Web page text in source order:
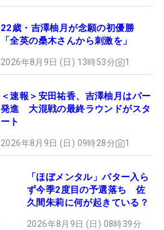
22歳・吉澤柚月が念願の初優勝
「全英の桑木さんから刺激を」
2026年8月9日 (日) 13時53分 1
＜速報＞安田祐香、吉澤柚月はパー
発進 大混戦の最終ラウンドがスタ
ート
2026年8月9日 (日) 09時28分 1
「ほぼメンタル」パター入ら
ず今季2度目の予選落ち 佐
久間朱莉に何が起きている？
2026年8月9日 (日) 08時39分